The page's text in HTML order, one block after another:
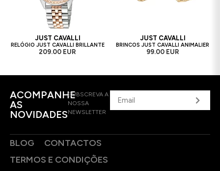
JUST CAVALLI
RELÓGIO JUST CAVALLI BRILLANTE
209.00 EUR
JUST CAVALLI
BRINCOS JUST CAVALLI ANIMALIER
99.00 EUR
ACOMPANHE
AS
NOVIDADES
SUBSCREVA A
NOSSA
NEWSLETTER
BLOG
CONTACTOS
TERMOS E CONDIÇÕES